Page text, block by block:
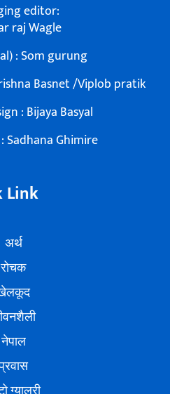
editor:
raj Wagle
: Som gurung
Basnet /Viplob pratik
: Bijaya Basyal
Sadhana Ghimire
Link
अर्थ
रोचक
नेपाल